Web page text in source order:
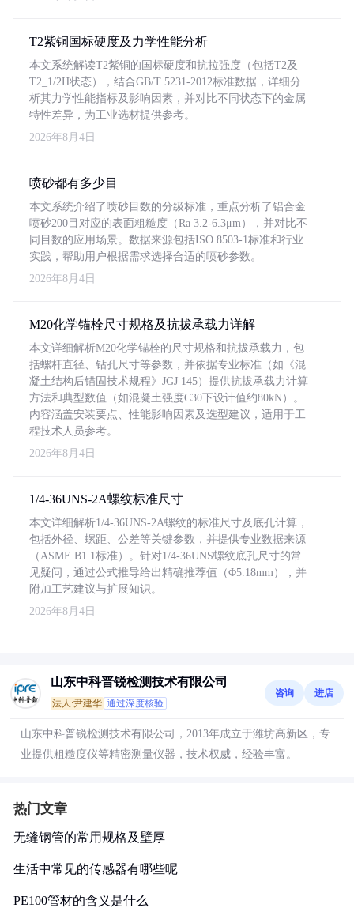
T2紫铜国标硬度及力学性能分析
本文系统解读T2紫铜的国标硬度和抗拉强度（包括T2及
T2_1/2H状态），结合GB/T 5231-2012标准数据，详细分
析其力学性能指标及影响因素，并对比不同状态下的金属
特性差异，为工业选材提供参考。
2026年8月4日
喷砂都有多少目
本文系统介绍了喷砂目数的分级标准，重点分析了铝合金
喷砂200目对应的表面粗糙度（Ra 3.2-6.3μm），并对比不
同目数的应用场景。数据来源包括ISO 8503-1标准和行业
实践，帮助用户根据需求选择合适的喷砂参数。
2026年8月4日
M20化学锚栓尺寸规格及抗拔承载力详解
本文详细解析M20化学锚栓的尺寸规格和抗拔承载力，包
括螺杆直径、钻孔尺寸等参数，并依据专业标准（如《混
凝土结构后锚固技术规程》JGJ 145）提供抗拔承载力计算
方法和典型数值（如混凝土强度C30下设计值约80kN）。
内容涵盖安装要点、性能影响因素及选型建议，适用于工
程技术人员参考。
2026年8月4日
1/4-36UNS-2A螺纹标准尺寸
本文详细解析1/4-36UNS-2A螺纹的标准尺寸及底孔计算，
包括外径、螺距、公差等关键参数，并提供专业数据来源
（ASME B1.1标准）。针对1/4-36UNS螺纹底孔尺寸的常
见疑问，通过公式推导给出精确推荐值（Φ5.18mm），并
附加工艺建议与扩展知识。
2026年8月4日
山东中科普锐检测技术有限公司
法人:尹建华 通过深度核验
咨询 进店
山东中科普锐检测技术有限公司，2013年成立于潍坊高新区，专
业提供粗糙度仪等精密测量仪器，技术权威，经验丰富。
热门文章
无缝钢管的常用规格及壁厚
生活中常见的传感器有哪些呢
PE100管材的含义是什么